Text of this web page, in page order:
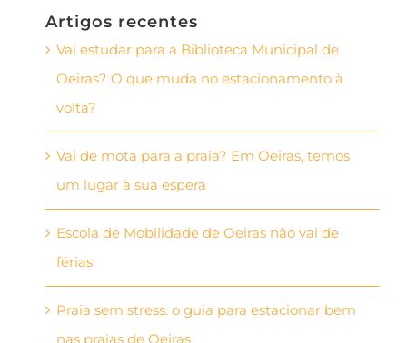
Artigos recentes
Vai estudar para a Biblioteca Municipal de
Oeiras? O que muda no estacionamento à
volta?
Vai de mota para a praia? Em Oeiras, temos
um lugar à sua espera
Escola de Mobilidade de Oeiras não vai de
férias
Praia sem stress: o guia para estacionar bem
nas praias de Oeiras